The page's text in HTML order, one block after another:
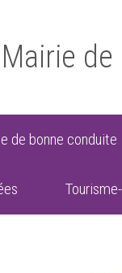
Mairie de
de bonne conduite